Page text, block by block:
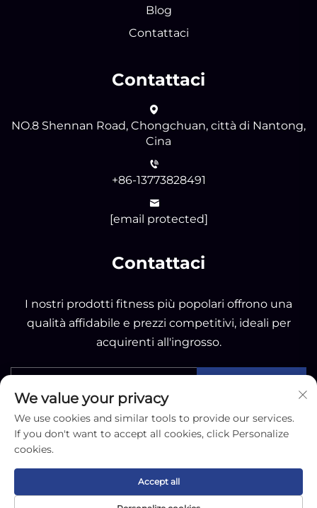
Blog
Contattaci
Contattaci
NO.8 Shennan Road, Chongchuan, città di Nantong,
Cina
+86-13773828491
[email protected]
Contattaci
I nostri prodotti fitness più popolari offrono una
qualità affidabile e prezzi competitivi, ideali per
acquirenti all'ingrosso.
Copyright © 2025 by Nantong OK Sporting Co.,Ltd -
Informativa sulla privacy
We value your privacy
We use cookies and similar tools to provide our services.
If you don't want to accept all cookies, click Personalize
cookies.
Accept all